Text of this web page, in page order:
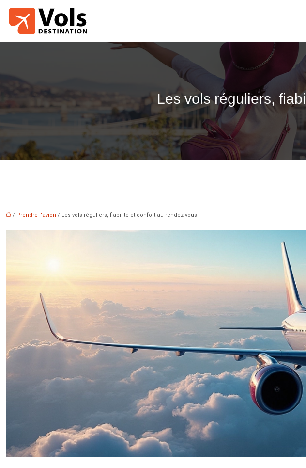
Les vols réguliers,
/ Prendre l'avion / Les vols réguliers, fiabilité et confort au rendez-vous